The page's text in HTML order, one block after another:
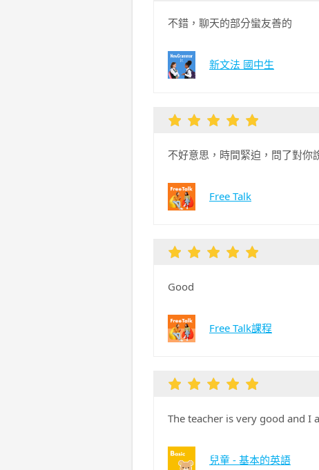
不錯，聊天的部分蠻友善的
新文法 國中生
不好意思，時間緊迫，問了對你
Free Talk
Good
Free Talk課程
The teacher is very good and I
兒童 - 基本的英語